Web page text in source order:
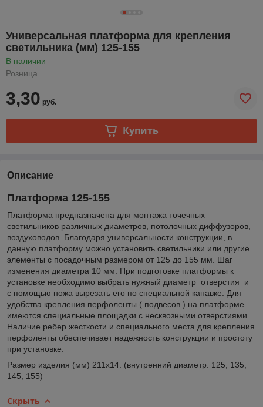
Универсальная платформа для крепления
светильника (мм) 125-155
В наличии
Розница
3,30 руб.
Купить
Описание
Платформа 125-155
Платформа предназначена для монтажа точечных
светильников различных диаметров, потолочных диффузоров,
воздуховодов. Благодаря универсальности конструкции, в
данную платформу можно установить светильники или другие
элементы с посадочным размером от 125 до 155 мм. Шаг
изменения диаметра 10 мм. При подготовке платформы к
установке необходимо выбрать нужный диаметр отверстия и
с помощью ножа вырезать его по специальной канавке. Для
удобства крепления перфоленты ( подвесов ) на платформе
имеются специальные площадки с несквозными отверстиями.
Наличие ребер жесткости и специального места для крепления
перфоленты обеспечивает надежность конструкции и простоту
при установке.
Размер изделия (мм) 211х14. (внутренний диаметр: 125, 135,
145, 155)
Скрыть